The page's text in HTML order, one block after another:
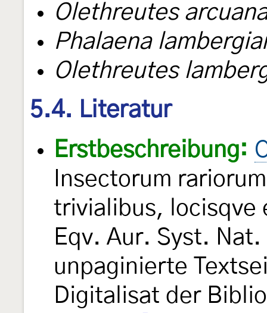
Olethreutes
Phalaena
Olethreutes
5.4. Literatur
Erstbeschreibung:
Insectorum
trivialibus, locisqve
Eqv. Aur. Syst.
unpaginierte
Digitalisat der